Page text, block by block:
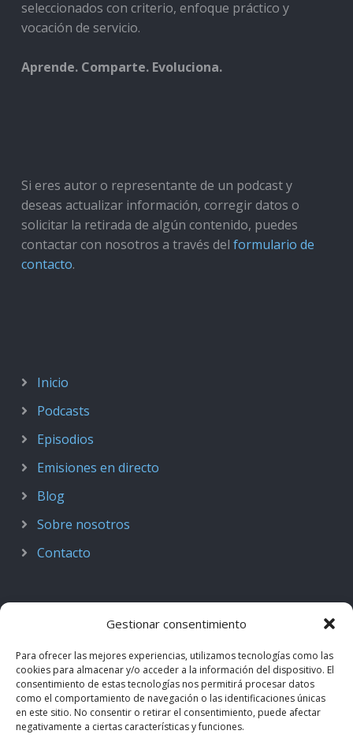
Gestionar consentimiento
Para ofrecer las mejores experiencias, utilizamos tecnologías como las
cookies para almacenar y/o acceder a la información del dispositivo. El
consentimiento de estas tecnologías nos permitirá procesar datos
como el comportamiento de navegación o las identificaciones únicas
en este sitio. No consentir o retirar el consentimiento, puede afectar
negativamente a ciertas características y funciones.
seleccionados con criterio, enfoque práctico y
vocación de servicio.
Aprende. Comparte. Evoluciona.
Si eres autor o representante de un podcast y
deseas actualizar información, corregir datos o
solicitar la retirada de algún contenido, puedes
contactar con nosotros a través del formulario de
contacto.
Inicio
Podcasts
Episodios
Emisiones en directo
Blog
Sobre nosotros
Contacto